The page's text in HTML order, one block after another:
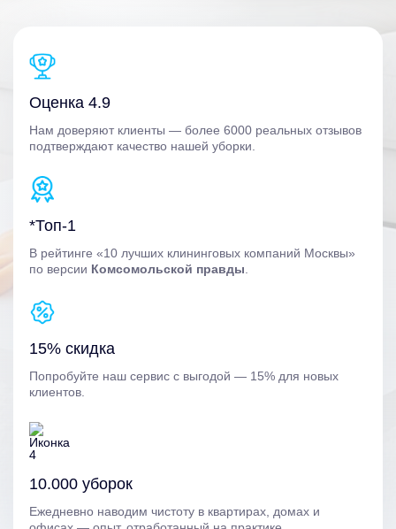
Оценка 4.9
Нам доверяют клиенты — более 6000 реальных отзывов
подтверждают качество нашей уборки.
*Топ-1
В рейтинге «10 лучших клининговых компаний Москвы»
по версии Комсомольской правды
15% скидка
Попробуйте наш сервис с выгодой — 15% для новых
клиентов.
10.000 уборок
Ежедневно наводим чистоту в квартирах, домах и